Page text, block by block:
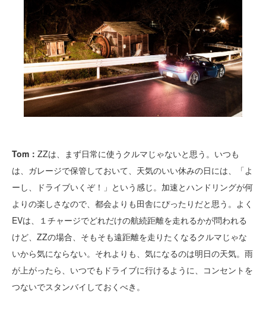
Tom： ZZは、まず日常に使うクルマじゃないと思う。いつも
は、ガレージで保管しておいて、天気のいい休みの日には、「よ
ーし、ドライブいくぞ！」という感じ。加速とハンドリングが何
よりの楽しさなので、都会よりも田舎にぴったりだと思う。よく
EVは、１チャージでどれだけの航続距離を走れるかが問われる
けど、ZZの場合、そもそも遠距離を走りたくなるクルマじゃな
いから気にならない。それよりも、気になるのは明日の天気。雨
が上がったら、いつでもドライブに行けるように、コンセントを
つないでスタンバイしておくべき。